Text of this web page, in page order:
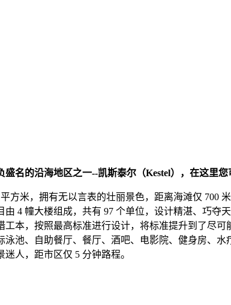
名的沿海地区之一--凯斯泰尔（Kestel），在这里
方米，拥有无以言表的壮丽景色，距离海滩仅
4 幢大楼组成，共有 97 个单位，设计精湛、巧夺天
本，按照最高标准进行设计，将标准提升到了尽可
泳池、自助餐厅、餐厅、酒吧、电影院、健身房、
人，距市区仅 5 分钟路程。